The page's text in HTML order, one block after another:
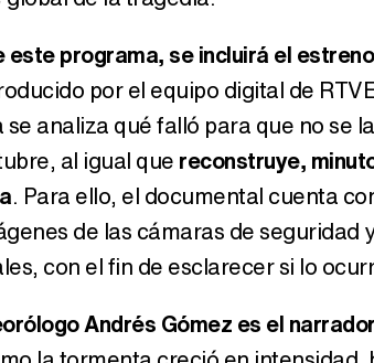
este programa, se incluirá el
por el equipo digital de
se analiza qué falló para que no se
al igual que reconstruye,
. Para ello, el documental cuenta
de las cámaras de seguridad
con el fin de esclarecer si lo
Andrés Gómez es el